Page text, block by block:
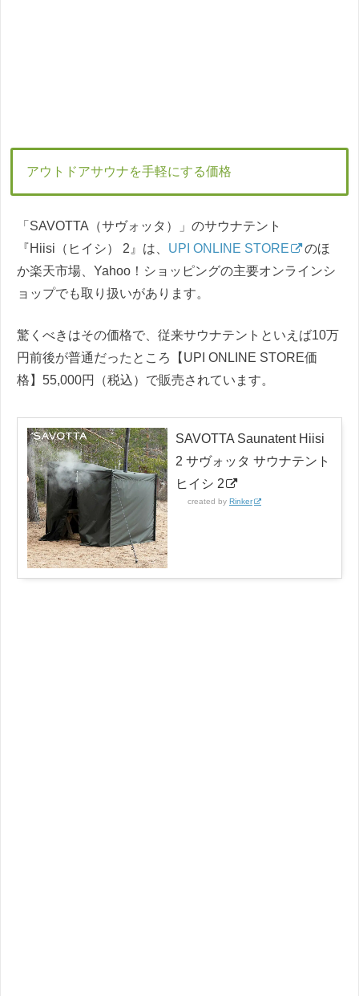
アウトドアサウナを手軽にする価格
「SAVOTTA（サヴォッタ）」のサウナテント
『Hiisi（ヒイシ） 2』は、 UPI ONLINE STORE
のほ
か楽天市場、Yahoo！ショッピングの主要オンラインシ
ョップでも取り扱いがあります。
驚くべきはその価格で、従来サウナテントといえば10万
円前後が普通だったところ【UPI ONLINE STORE価
格】55,000円（税込）で販売されています。
SAVOTTA Saunatent Hiisi
2 サヴォッタ サウナテント
ヒイシ 2
created by Rinker